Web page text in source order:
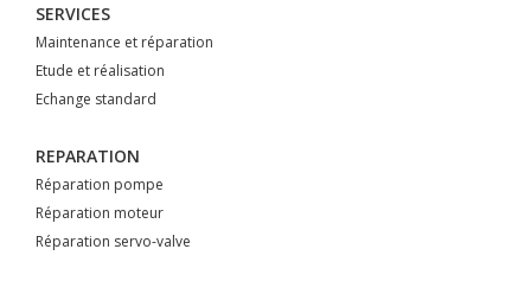
SERVICES
Maintenance et réparation
Etude et réalisation
Echange standard
REPARATION
Réparation pompe
Réparation moteur
Réparation servo-valve